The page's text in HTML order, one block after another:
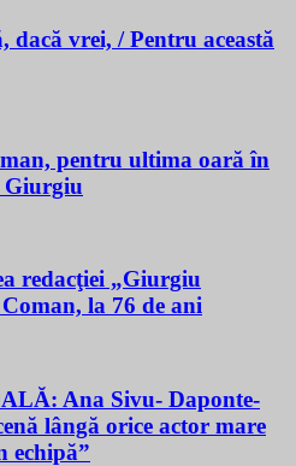
vrei, / Pentru această
pentru ultima oară în
Giurgiu
redacţiei „Giurgiu
la 76 de ani
Ana Sivu- Daponte-
lângă orice actor mare
echipă”